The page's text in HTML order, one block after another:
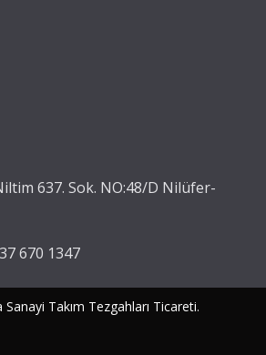
637. Sok. NO:48/D Nilüfer-
670 1347
Takım Tezgahları Ticareti.